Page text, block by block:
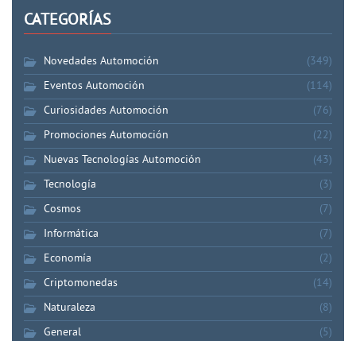
CATEGORÍAS
Novedades Automoción
(349)
Eventos Automoción
(114)
Curiosidades Automoción
(76)
Promociones Automoción
(22)
Nuevas Tecnologías Automoción
(43)
Tecnología
(3)
Cosmos
(7)
Informática
(7)
Economía
(2)
Criptomonedas
(14)
Naturaleza
(8)
General
(5)